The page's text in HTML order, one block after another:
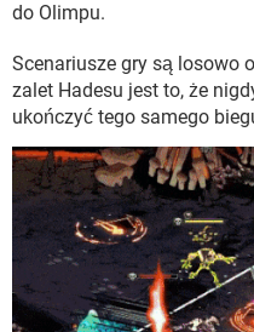
do Olimpu.
Scenariusze gry są losowo
zalet Hadesu jest to, że
ukończyć tego samego